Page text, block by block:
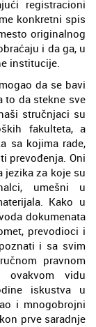
registracioni
konkretni spis
originalnog
i da ga, u
institucije.
da se bavi
to da stekne sve
stručnjaci su
fakulteta, a
sa kojima rade,
prevođenja. Oni
jezika za koje su
umešni u
Kako u
dokumenata
prevodioci i
i sa svim
pravnom
ovakvom vidu
iskustva u
i mnogobrojni
prve saradnje